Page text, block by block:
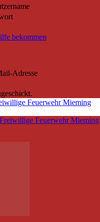
bekommen
Adresse
Feuerwehr Mieming